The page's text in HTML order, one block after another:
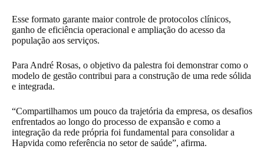
Esse formato garante maior controle de protocolos clínicos,
ganho de eficiência operacional e ampliação do acesso da
população aos serviços.
Para André Rosas, o objetivo da palestra foi demonstrar como o
modelo de gestão contribui para a construção de uma rede sólida
e integrada.
“Compartilhamos um pouco da trajetória da empresa, os desafios
enfrentados ao longo do processo de expansão e como a
integração da rede própria foi fundamental para consolidar a
Hapvida como referência no setor de saúde”, afirma.